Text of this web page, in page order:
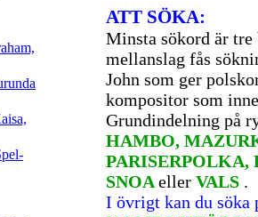
ATT SÖKA:
Minsta sökord är tre
mellanslag fås
John som ger
kompositor som
Grundindelning på
HAMBO,
PARISERPOLKA,
SNOA eller VALS .
I övrigt kan du söka